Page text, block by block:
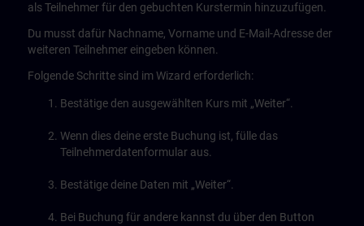
als Teilnehmer für den gebuchten Kurstermin hinzuzufügen.
Du musst dafür Nachname, Vorname und E-Mail-Adresse der
weiteren Teilnehmer eingeben können.
Folgende Schritte sind im Wizard erforderlich:
Bestätige den ausgewählten Kurs mit „Weiter“.
Wenn dies deine erste Buchung ist, fülle das
Teilnehmerdatenformular aus.
Bestätige deine Daten mit „Weiter“.
Bei Buchung für andere kannst du über den Button